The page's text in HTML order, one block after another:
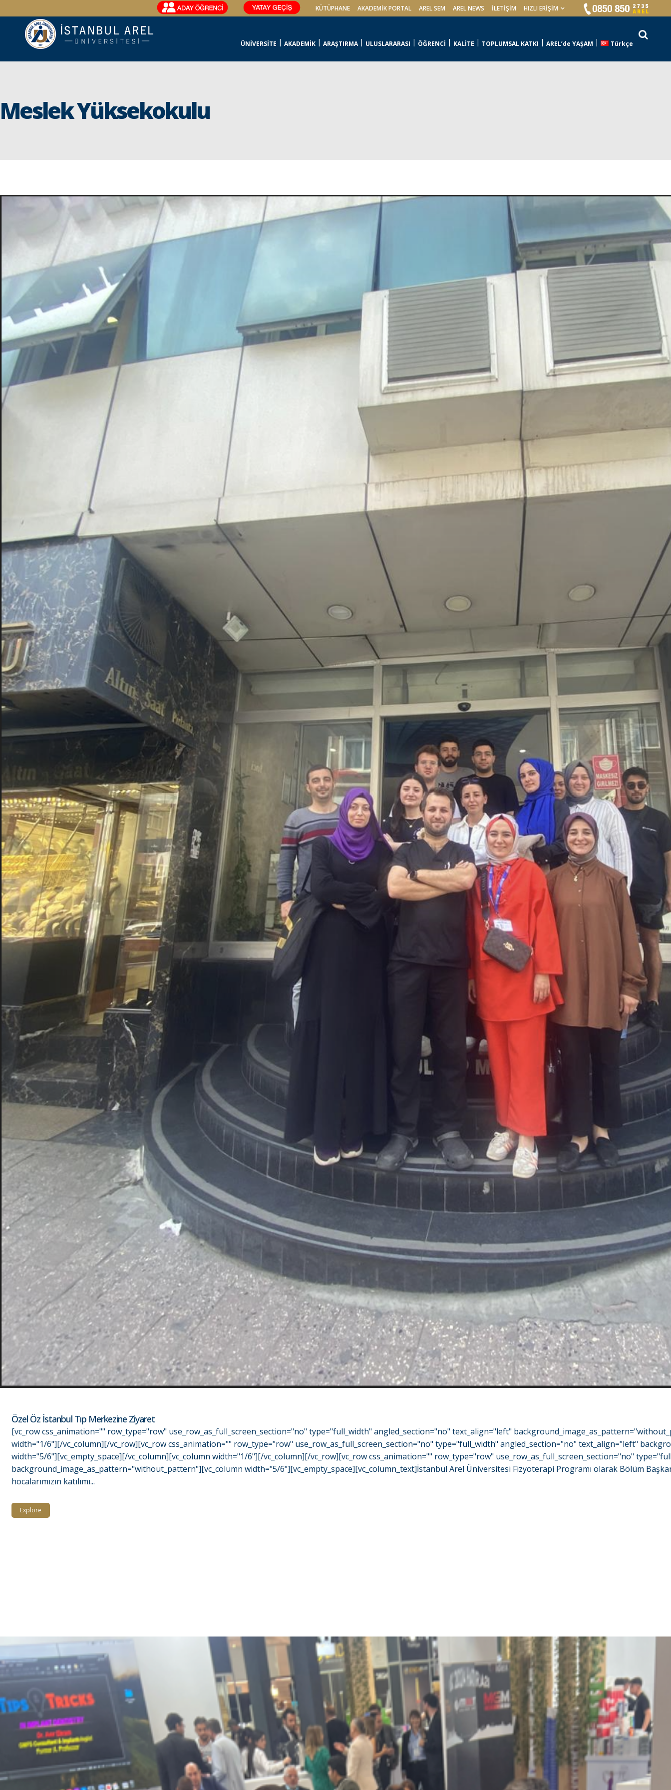
KÜTÜPHANE AKADEMİK PORTAL AREL SEM AREL NEWS İLETIŞIM HIZLI ERİŞİM
ÜNİVERSİTE AKADEMİK ARAŞTIRMA ULUSLARARASI ÖĞRENCİ KALİTE TOPLUMSAL KATKI AREL’de YAŞAM Türkçe
Meslek Yüksekokulu
Özel Öz İstanbul Tıp Merkezine Ziyaret
[vc_row css_animation="" row_type="row" use_row_as_full_screen_section="no" type="full_width" angled_section="no" text_align="left"
width="1/6"][/vc_column][/vc_row][vc_row css_animation="" row_type="row" use_row_as_full_screen_section="no" type="full_width" angled_section="no" text_align="left"
width="5/6"][vc_empty_space][/vc_column][vc_column width="1/6"][/vc_column][/vc_row][vc_row css_animation="" row_type="row" use_row_as_full_screen_section="no"
background_image_as_pattern="without_pattern"][vc_column width="5/6"][vc_empty_space][vc_column_text]İstanbul Arel Üniversitesi Fizyoterapi Programı olarak Bölüm
hocalarımızın katılımı...
Explore